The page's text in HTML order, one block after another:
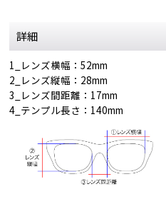
詳細
1_レンズ横幅：52mm
2_レンズ縦幅：28mm
3_レンズ間距離：17mm
4_テンプル長さ：140mm